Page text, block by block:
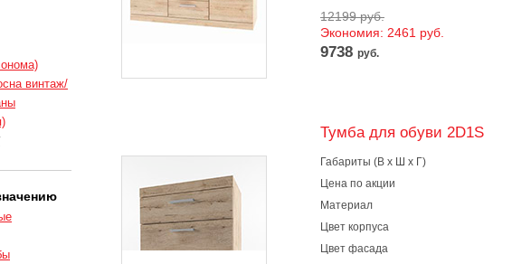
винтаж/
12199 руб.
Экономия: 2461 руб.
9738 руб.
Тумба для обуви 2D1S
Габариты (В х Ш х Г)
Цена по акции
Материал
Цвет корпуса
Цвет фасада